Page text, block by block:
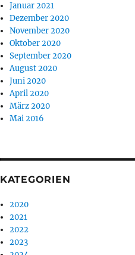
Januar 2021
Dezember 2020
November 2020
Oktober 2020
September 2020
August 2020
Juni 2020
April 2020
März 2020
Mai 2016
KATEGORIEN
2020
2021
2022
2023